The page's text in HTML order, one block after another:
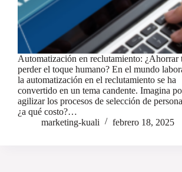
Automatización en reclutamiento: ¿Ahorrar
perder el toque humano? En el mundo
la automatización en el reclutamiento se ha
convertido en un tema candente. Imagina
agilizar los procesos de selección de
¿a qué costo?…
marketing-kuali
febrero 18, 2025